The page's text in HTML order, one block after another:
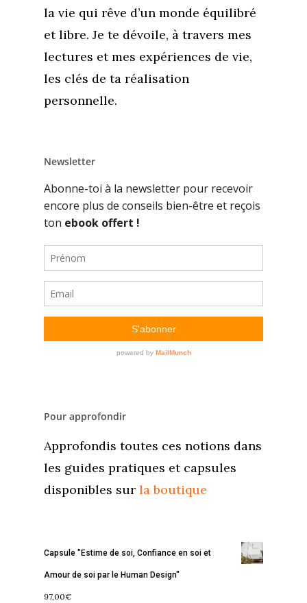
la vie qui rêve d’un monde équilibré
et libre. Je te dévoile, à travers mes
lectures et mes expériences de vie,
les clés de ta réalisation
personnelle.
Newsletter
Pour approfondir
Approfondis toutes ces notions dans
les guides pratiques et capsules
disponibles sur la boutique
Capsule "Estime de soi, Confiance en soi et
Amour de soi par le Human Design"
97,00€